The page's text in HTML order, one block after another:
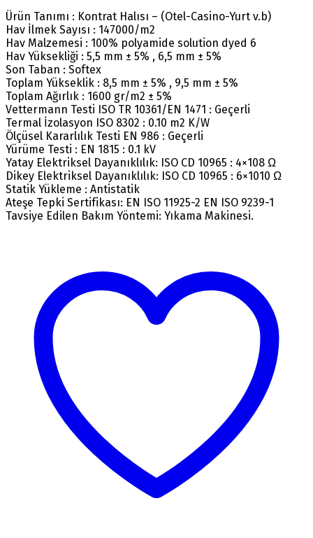
Ürün Tanımı : Kontrat Halısı – (Otel-Casino-Yurt v.b)
Hav İlmek Sayısı : 147000/m2
Hav Malzemesi : 100% polyamide solution dyed 6
Hav Yüksekliği : 5,5 mm ± 5% , 6,5 mm ± 5%
Son Taban : Softex
Toplam Yükseklik : 8,5 mm ± 5% , 9,5 mm ± 5%
Toplam Ağırlık : 1600 gr/m2 ± 5%
Vettermann Testi ISO TR 10361/EN 1471 : Geçerli
Termal İzolasyon ISO 8302 : 0.10 m2 K/W
Ölçüsel Kararlılık Testi EN 986 : Geçerli
Yürüme Testi : EN 1815 : 0.1 kV
Yatay Elektriksel Dayanıklılık: ISO CD 10965 : 4×108 Ω
Dikey Elektriksel Dayanıklılık: ISO CD 10965 : 6×1010 Ω
Statik Yükleme : Antistatik
Ateşe Tepki Sertifikası: EN ISO 11925-2 EN ISO 9239-1
Tavsiye Edilen Bakım Yöntemi: Yıkama Makinesi.